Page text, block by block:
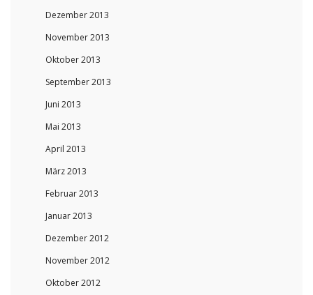
Dezember 2013
November 2013
Oktober 2013
September 2013
Juni 2013
Mai 2013
April 2013
März 2013
Februar 2013
Januar 2013
Dezember 2012
November 2012
Oktober 2012